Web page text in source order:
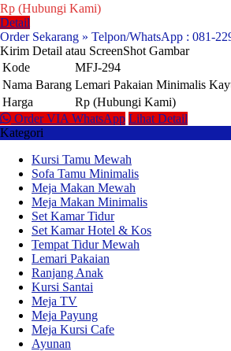
Rp (Hubungi Kami)
Detail
Order Sekarang » Telpon/WhatsApp : 081-
Kirim Detail atau ScreenShot Gambar
Kode
MFJ-294
Nama Barang Lemari Pakaian Minimalis
Harga
Rp (Hubungi Kami)
Order VIA WhatsApp Lihat Detail
Kategori
Kursi Tamu Mewah
Sofa Tamu Minimalis
Meja Makan Mewah
Meja Makan Minimalis
Set Kamar Tidur
Set Kamar Hotel & Kos
Tempat Tidur Mewah
Lemari Pakaian
Ranjang Anak
Kursi Santai
Meja TV
Meja Payung
Meja Kursi Cafe
Ayunan